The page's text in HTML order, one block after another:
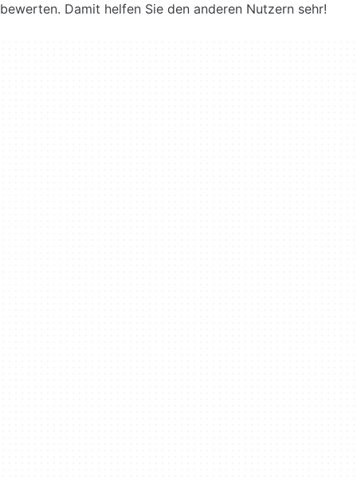
bewerten. Damit helfen Sie den anderen Nutzern sehr!